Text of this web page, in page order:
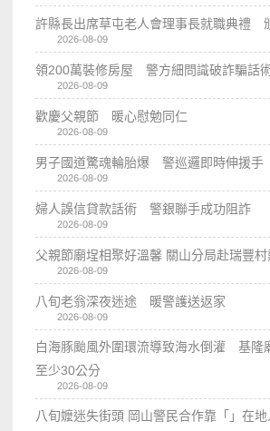
許縣長出席草屯老人會理事長就職典禮
2026-08-09
領200萬裝修房屋 警方細問識破詐騙話
2026-08-09
歡慶父親節 暖心慰勉同仁
2026-08-09
男子國道驚魂輪胎爆 警巡邏即時伸援手
2026-08-09
婦人誤信貸款話術 警銀聯手成功阻詐
2026-08-09
父親節廟埕相聚好溫馨 關山分局赴瑞豐
2026-08-09
八旬老翁深夜迷途 暖警護送返家
2026-08-09
白海豚颱風外圍環流導致海水倒灌 基隆
至少30公分
2026-08-09
八旬嬤迷失街頭 岡山警民合作靠「」在